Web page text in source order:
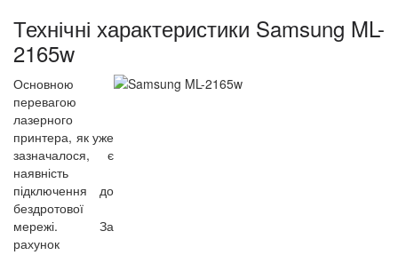
Технічні характеристики Samsung ML-
2165w
Основною
перевагою
лазерного
принтера, як уже
зазначалося, є
наявність
підключення до
бездротової
мережі. За
рахунок